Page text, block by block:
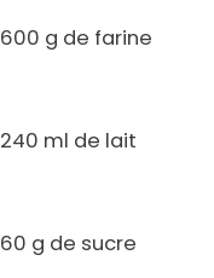
600 g de farine
240 ml de lait
60 g de sucre